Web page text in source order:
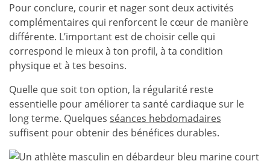
Pour conclure, courir et nager sont deux activités
complémentaires qui renforcent le cœur de manière
différente. L’important est de choisir celle qui
correspond le mieux à ton profil, à ta condition
physique et à tes besoins.
Quelle que soit ton option, la régularité reste
essentielle pour améliorer ta santé cardiaque sur le
long terme. Quelques séances hebdomadaires
suffisent pour obtenir des bénéfices durables.